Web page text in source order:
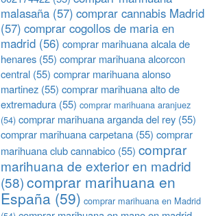
malasaña (57) comprar cannabis Madrid
(57) comprar cogollos de maria en
madrid (56) comprar marihuana alcala de
henares (55) comprar marihuana alcorcon
central (55) comprar marihuana alonso
martinez (55) comprar marihuana alto de
extremadura (55) comprar marihuana aranjuez
(54) comprar marihuana arganda del rey (55)
comprar marihuana carpetana (55) comprar
marihuana club cannabico (55) comprar
marihuana de exterior en madrid
(58)comprar marihuana en
España (59) comprar marihuana en Madrid